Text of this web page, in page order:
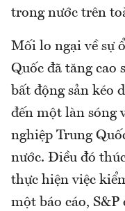
trong nước trên
Mối lo ngại về sự
Quốc đã tăng cao
bất động sản kéo
đến một làn sóng
nghiệp Trung
nước. Điều đó
thực hiện việc
một báo cáo, S&P